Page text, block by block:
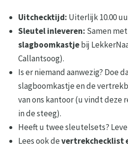
Uitchecktijd: Uiterlijk 10.00
Sleutel inleveren: Samen
slagboomkastjebij
Callantsoog).
Is er niemand aanwezig? Doe
slagboomkastje en de
van ons kantoor (u vindt deze
in de steeg).
Heeft u twee sleutelsets?
Lees ook devertrekchecklist